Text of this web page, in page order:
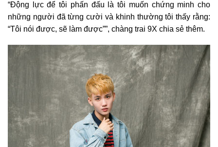
“Động lực để tôi phấn đấu là tôi muốn chứng minh cho
những người đã từng cười và khinh thường tôi thấy rằng:
“Tôi nói được, sẽ làm được””, chàng trai 9X chia sẻ thêm.